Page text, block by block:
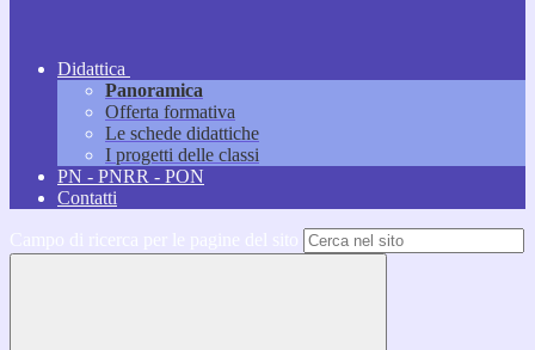
Didattica
Panoramica
Offerta formativa
Le schede didattiche
I progetti delle classi
PN - PNRR - PON
Contatti